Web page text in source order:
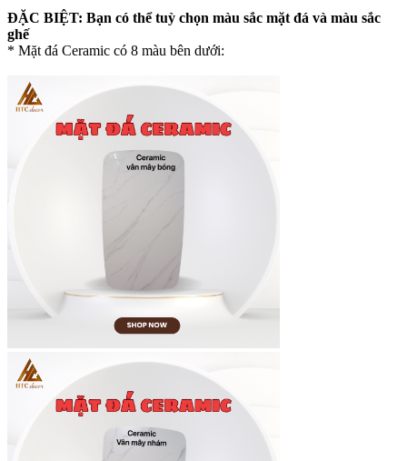
ĐẶC BIỆT: Bạn có thể tuỳ chọn màu sắc mặt đá và màu sắc
ghế
* Mặt đá Ceramic có 8 màu bên dưới: